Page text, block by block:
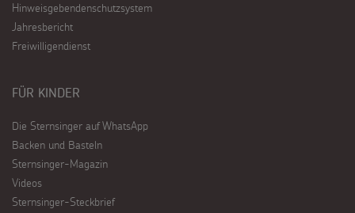
Hinweisgebendenschutzsystem
Jahresbericht
Freiwilligendienst
FÜR KINDER
Die Sternsinger auf WhatsApp
Backen und Basteln
Sternsinger-Magazin
Videos
Sternsinger-Steckbrief